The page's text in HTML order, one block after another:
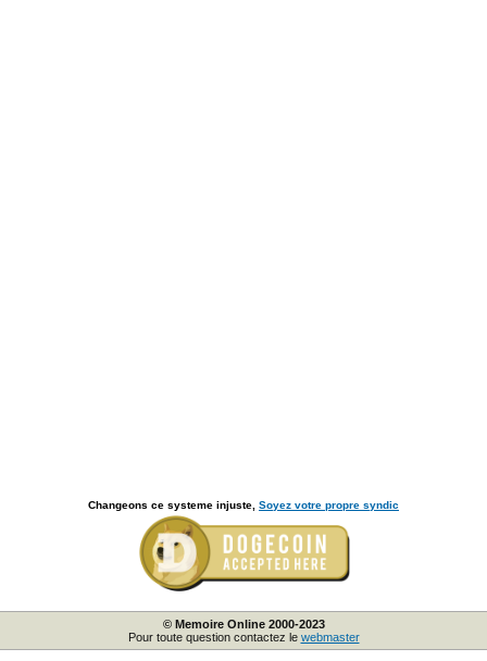
Changeons ce systeme injuste, Soyez votre propre syndic
© Memoire Online 2000-2023
Pour toute question contactez le webmaster